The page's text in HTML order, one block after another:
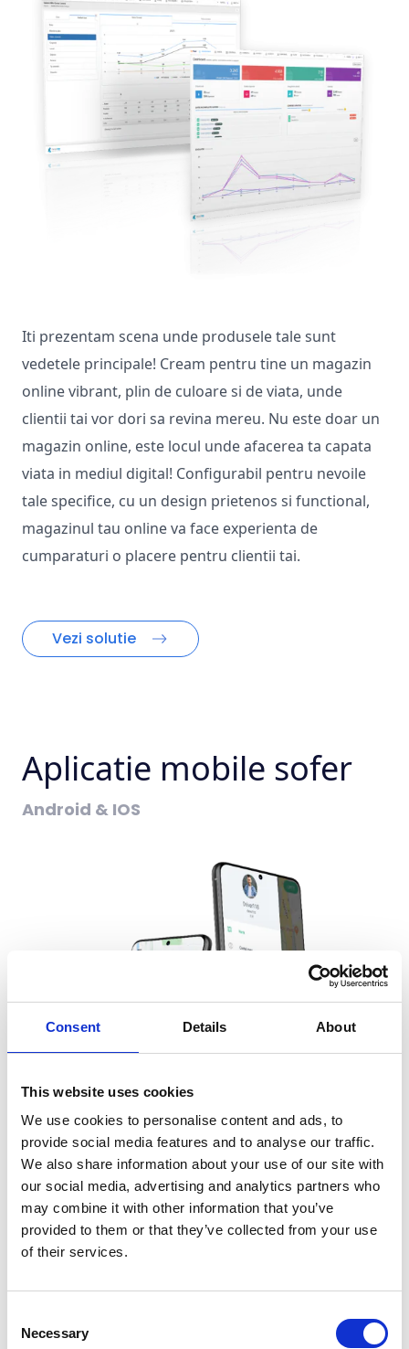
Consent Details About
This website uses cookies
We use cookies to personalise content and ads, to
provide social media features and to analyse our traffic.
We also share information about your use of our site with
our social media, advertising and analytics partners who
may combine it with other information that you’ve
provided to them or that they’ve collected from your use
of their services.
Selection
Necessary
Iti prezentam scena unde produsele tale sunt
vedetele principale! Cream pentru tine un magazin
online vibrant, plin de culoare si de viata, unde
clientii tai vor dori sa revina mereu. Nu este doar un
magazin online, este locul unde afacerea ta capata
viata in mediul digital! Configurabil pentru nevoile
tale specifice, cu un design prietenos si functional,
magazinul tau online va face experienta de
cumparaturi o placere pentru clientii tai.
Vezi solutie
Aplicatie mobile sofer
Android & IOS
Esti sofer de taxi si vrei sa iti maximizezi eficienta?
partenerul tau indispensabil pentru o afacere de taxi
de succes. Cu autentificare rapida si sigura, un